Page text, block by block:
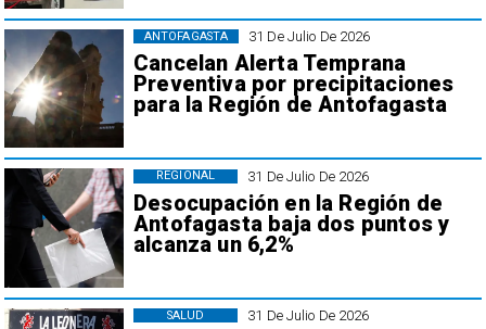
31 De Julio De 2026
Cancelan Alerta Temprana
Preventiva por precipitaciones
para la Región de Antofagasta
ANTOFAGASTA
31 De Julio De 2026
Desocupación en la Región de
Antofagasta baja dos puntos y
alcanza un 6,2%
REGIONAL
31 De Julio De 2026
SALUD